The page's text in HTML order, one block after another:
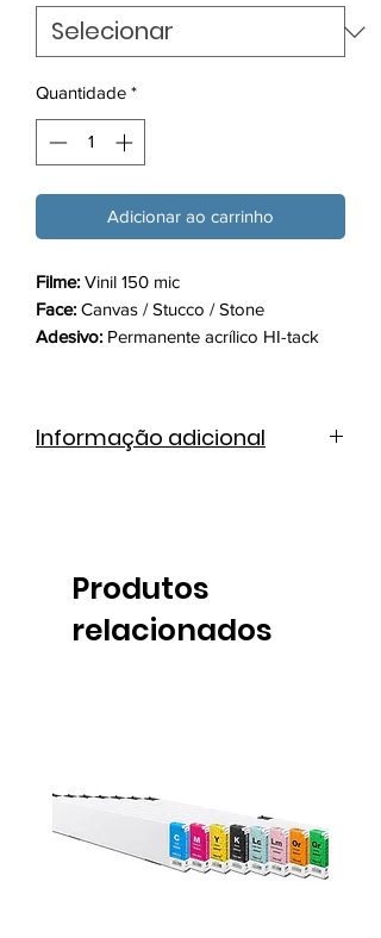
Quantidade *
Adicionar ao carrinho
Filme: Vinil 150 mic
Face: Canvas / Stucco / Stone
Adesivo: Permanente acrílico HI-tack
Informação adicional
Produtos
relacionados